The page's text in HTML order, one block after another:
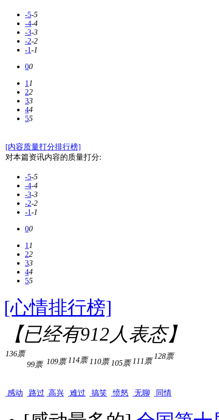
-5-5
-4-4
-3-3
-2-2
-1-1
00
11
22
33
44
55
[内容质量打分排行榜]
对本篇资讯内容的质量打分:
-5-5
-4-4
-3-3
-2-2
-1-1
00
11
22
33
44
55
[心情排行榜]
【已经有912人表态】
136票
感动
99票
路过
109票
高兴
114票
难过
110票
搞笑
105票
愤怒
111票
无聊
128票
同情